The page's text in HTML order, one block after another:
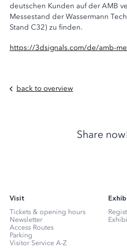
deutschen Kunden auf der AMB
Messestand der Wassermann
Stand C32) zu finden.
https://3dsignals.com/de/amb-
back to overview
Share
Visit
Tickets & opening hours
Newsletter
Access Routes
Parking
Visitor Service A-Z